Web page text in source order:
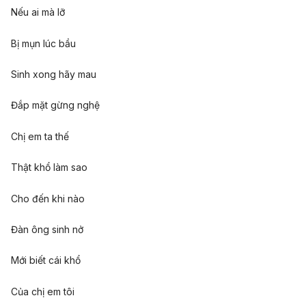
Nếu ai mà lỡ
Bị mụn lúc bầu
Sinh xong hãy mau
Đắp mặt gừng nghệ
Chị em ta thế
Thật khổ làm sao
Cho đến khi nào
Đàn ông sinh nở
Mới biết cái khổ
Của chị em tôi